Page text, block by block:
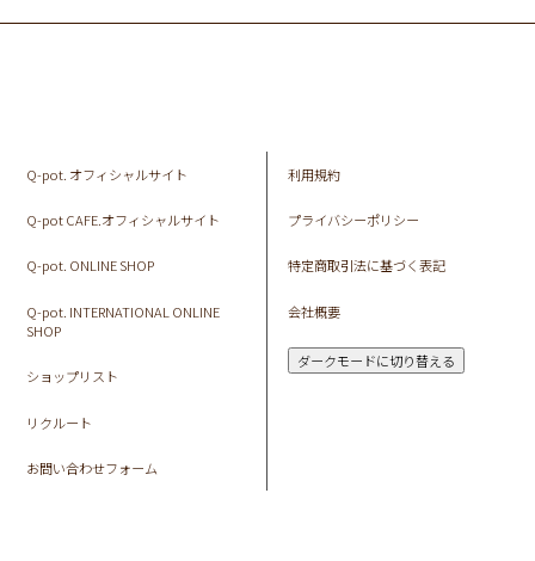
Q-pot. オフィシャルサイト
Q-pot CAFE.オフィシャルサイト
Q-pot. ONLINE SHOP
Q-pot. INTERNATIONAL ONLINE
SHOP
ショップリスト
リクルート
お問い合わせフォーム
利用規約
プライバシーポリシー
特定商取引法に基づく表記
会社概要
ダークモードに切り替える